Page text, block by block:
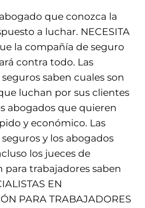
que conozca la
a luchar. NECESITA
la compañía de seguro
contra todo. Las
saben cuales son
luchan por sus clientes
abogados que quieren
y económico. Las
y los abogados
los jueces de
para trabajadores saben
EN
PARA TRABAJADORES